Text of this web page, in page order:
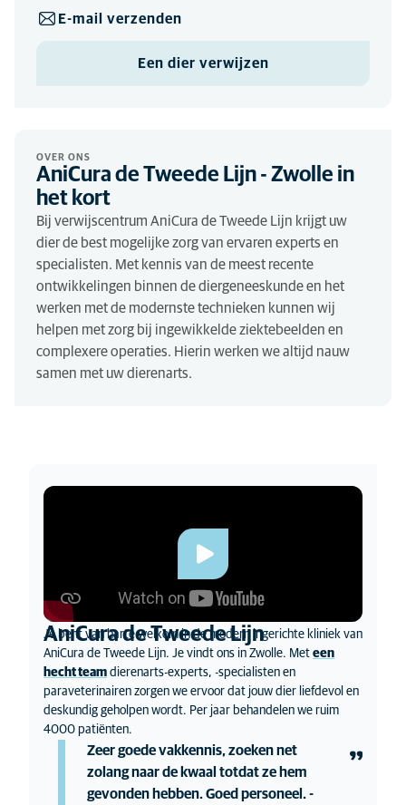
E-mail verzenden
Een dier verwijzen
OVER ONS
AniCura de Tweede Lijn - Zwolle in
het kort
Bij verwijscentrum AniCura de Tweede Lijn krijgt uw
dier de best mogelijke zorg van ervaren experts en
specialisten. Met kennis van de meest recente
ontwikkelingen binnen de diergeneeskunde en het
werken met de modernste technieken kunnen wij
helpen met zorg bij ingewikkelde ziektebeelden en
complexere operaties. Hierin werken we altijd nauw
samen met uw dierenarts.
AniCura de Tweede Lijn
Je bent van harte welkom in de modern ingerichte kliniek van
AniCura de Tweede Lijn. Je vindt ons in Zwolle. Met een
hecht team dierenarts-experts, -specialisten en
paraveterinairen zorgen we ervoor dat jouw dier liefdevol en
deskundig geholpen wordt. Per jaar behandelen we ruim
4000 patiënten.
Zeer goede vakkennis, zoeken net
zolang naar de kwaal totdat ze hem
gevonden hebben. Goed personeel. -